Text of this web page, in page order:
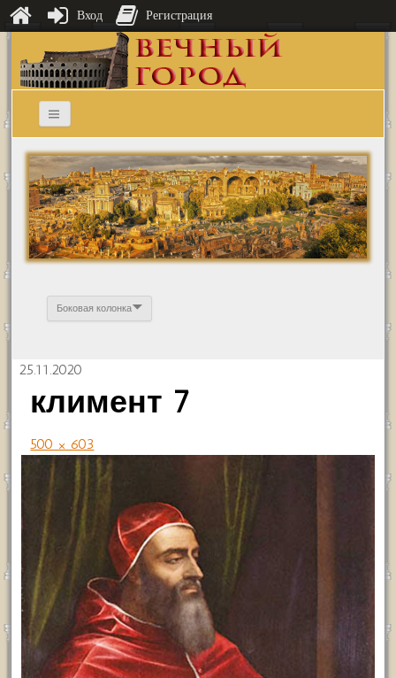
Боковая колонка
25.11.2020
климент 7
500 × 603
Вход Регистрация